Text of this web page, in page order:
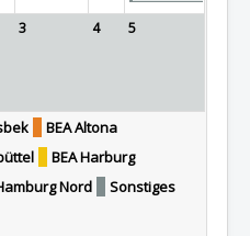
3 4 5
BEA Altona
BEA Harburg
Nord
Sonstiges